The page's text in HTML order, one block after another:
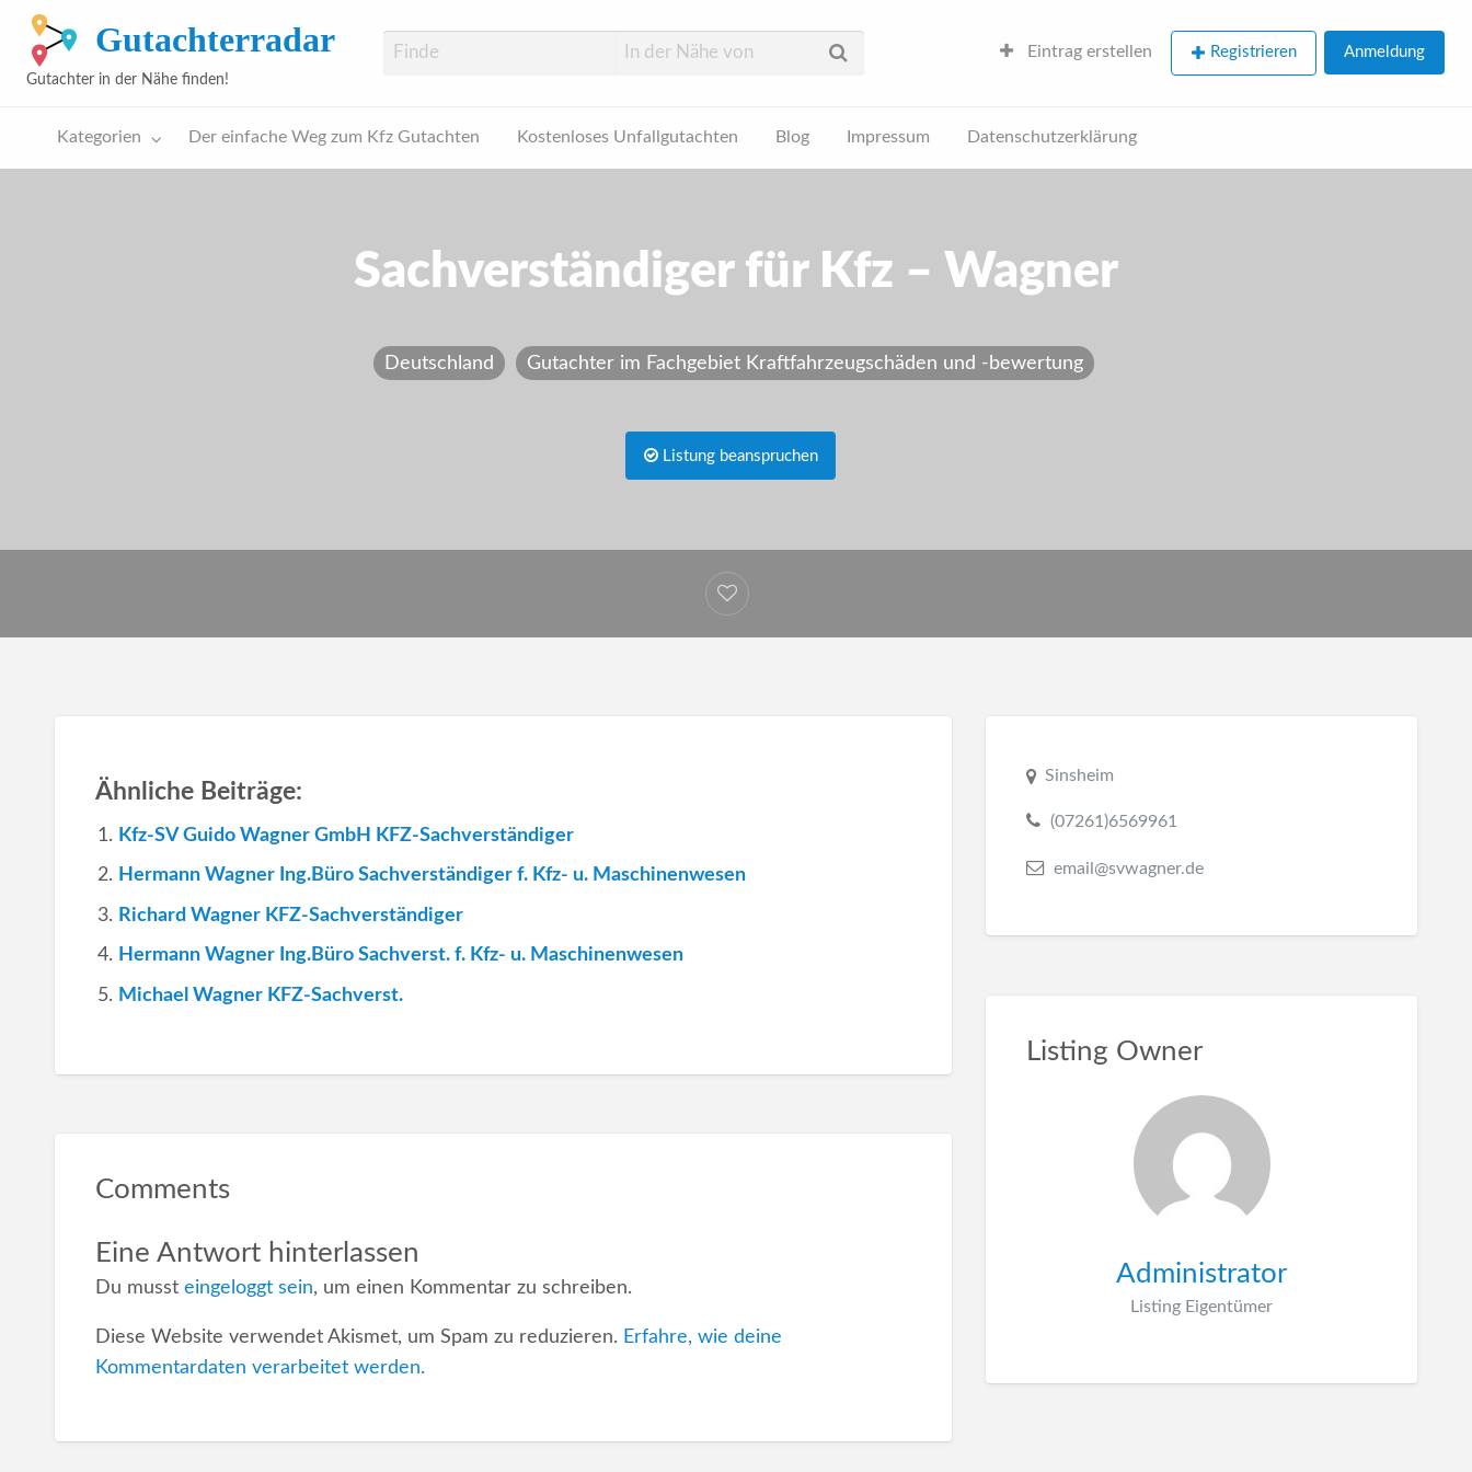
Gutachterradar
Gutachter in der Nähe finden!
Eintrag erstellen Registrieren Anmeldung
Kategorien Der einfache Weg zum Kfz Gutachten Kostenloses Unfallgutachten Blog Impressum Datenschutzerklärung
Sachverständiger für Kfz – Wagner
Deutschland Gutachter im Fachgebiet Kraftfahrzeugschäden und -bewertung
Listung beanspruchen
Ähnliche Beiträge:
Kfz-SV Guido Wagner GmbH KFZ-Sachverständiger
Hermann Wagner Ing.Büro Sachverständiger f. Kfz- u. Maschinenwesen
Richard Wagner KFZ-Sachverständiger
Hermann Wagner Ing.Büro Sachverst. f. Kfz- u. Maschinenwesen
Michael Wagner KFZ-Sachverst.
Comments
Eine Antwort hinterlassen
Du musst eingeloggt sein, um einen Kommentar zu schreiben.
Diese Website verwendet Akismet, um Spam zu reduzieren. Erfahre, wie deine
Kommentardaten verarbeitet werden.
Sinsheim
(07261)6569961
email@svwagner.de
Listing Owner
Administrator
Listing Eigentümer